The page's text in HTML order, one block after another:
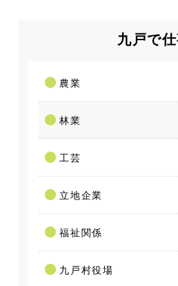
九戸で
農業
林業
工芸
立地企業
福祉関係
九戸村役場